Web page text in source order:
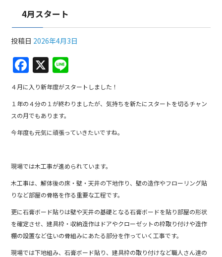
4月スタート
投稿日 2026年4月3日
F
a
c
e
b
o
k
X
n
e
４月に入り新年度がスタートしました！
１年の４分の１が終わりましたが、気持ちを新たにスタートを切るチャン
スの月でもあります。
今年度も元気に頑張っていきたいですね。
現場では木工事が進められています。
木工事は、解体後の床・壁・天井の下地作り、壁の造作やフローリング貼
りなど部屋の骨格を作る重要な工程です。
更に石膏ボード貼りは壁や天井の基礎となる石膏ボードを貼り部屋の形状
を確定させ、建具枠・収納造作はドアやクローゼットの枠取り付けや造作
棚の設置など住いの骨組みにあたる部分を作っていく工事です。
現場では下地組み、石膏ボード貼り、建具枠の取り付けなど職人さん達の